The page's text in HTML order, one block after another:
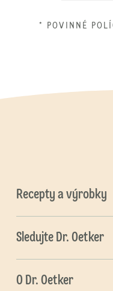
* POVINNÉ
Recepty a výrobky
Sledujte Dr. Oetker
O Dr. Oetker